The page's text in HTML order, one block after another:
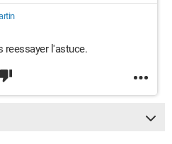
reessayer l'astuce.